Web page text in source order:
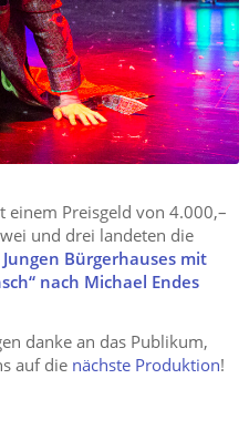
Preisgeld von 4.000,–
und drei landeten die
Jungen Bürgerhauses mit
nach Michael Endes
danke an das Publikum,
auf die nächste Produktion!